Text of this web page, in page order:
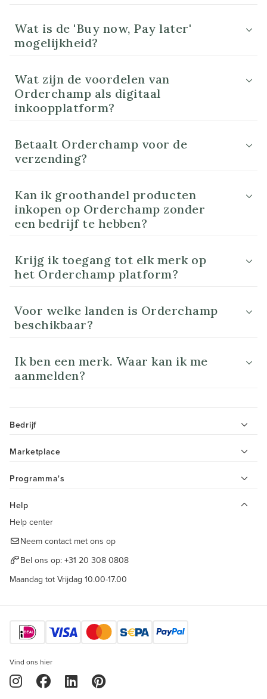
Wat is de 'Buy now, Pay later'
mogelijkheid?
Wat zijn de voordelen van
Orderchamp als digitaal
inkoopplatform?
Betaalt Orderchamp voor de
verzending?
Kan ik groothandel producten
inkopen op Orderchamp zonder
een bedrijf te hebben?
Krijg ik toegang tot elk merk op
het Orderchamp platform?
Voor welke landen is Orderchamp
beschikbaar?
Ik ben een merk. Waar kan ik me
aanmelden?
Bedrijf
Marketplace
Programma's
Help
Help center
Neem contact met ons op
Bel ons op: +31 20 308 0808
Maandag tot Vrijdag 10.00-17.00
Vind ons hier